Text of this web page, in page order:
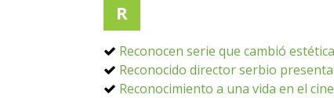
R
Reconocen serie que cambió
Reconocido director serbio
Reconocimiento a una vida en el